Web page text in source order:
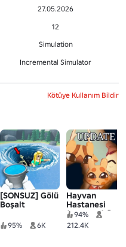
27.05.2026
12
Simulation
Incremental Simulator
Kötüye Kullanım Bildir
[SONSUZ] Gölü
Boşalt
95% 6K
Hayvan
Hastanesi
(Anomali) 🧪
94%
212.4K